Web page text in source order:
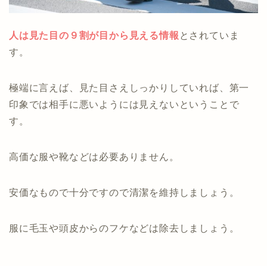
人は見た目の９割が目から見える情報 とされていま
す。
極端に言えば、見た目さえしっかりしていれば、第一
印象では相手に悪いようには見えないということで
す。
高価な服や靴などは必要ありません。
安価なもので十分ですので清潔を維持しましょう。
服に毛玉や頭皮からのフケなどは除去しましょう。